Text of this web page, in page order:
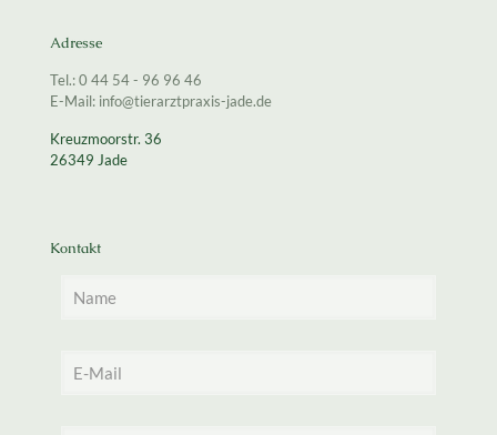
Adresse
Tel.: 0 44 54 - 96 96 46
E-Mail: info@tierarztpraxis-jade.de
Kreuzmoorstr. 36
26349 Jade
Kontakt